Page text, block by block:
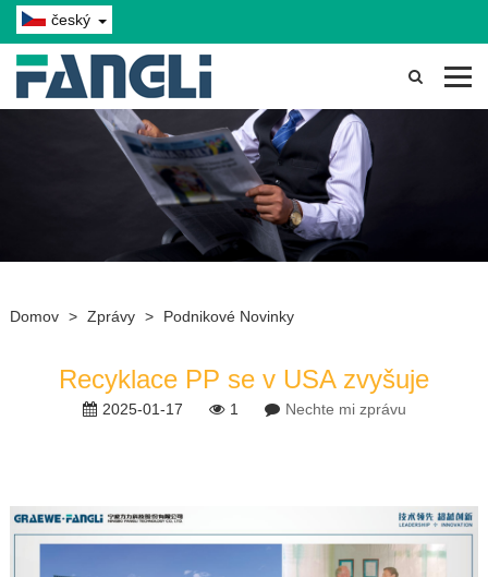
český
Domov > Zprávy > Podnikové Novinky
Recyklace PP se v USA zvyšuje
2025-01-17 1 Nechte mi zprávu